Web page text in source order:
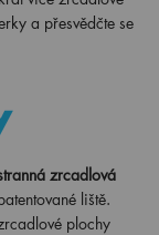
a přesvědčte se
zrcadlová
liště.
plochy